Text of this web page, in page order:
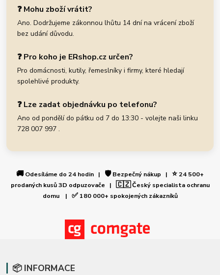
❓ Mohu zboží vrátit?
Ano. Dodržujeme zákonnou lhůtu 14 dní na vrácení zboží
bez udání důvodu.
❓ Pro koho je ERshop.cz určen?
Pro domácnosti, kutily, řemeslníky i firmy, které hledají
spolehlivé produkty.
❓ Lze zadat objednávku po telefonu?
Ano od pondělí do pátku od 7 do 13:30 - volejte naši linku
728 007 997 .
🚚 Odesíláme do 24 hodin | 🛡️Bezpečný nákup | ⭐24 500+
prodaných kusů 3D odpuzovače | 🇨🇿Český specialista ochranu
domu | ✅180 000+ spokojených zákazníků
📦 INFORMACE